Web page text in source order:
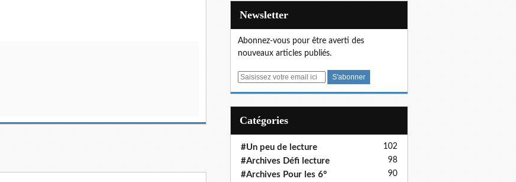
Newsletter
Abonnez-vous pour être averti des
nouveaux articles publiés.
E
Catégories
#Un peu de lecture 102
#Archives Défi lecture 98
#Archives Pour les 6° 90